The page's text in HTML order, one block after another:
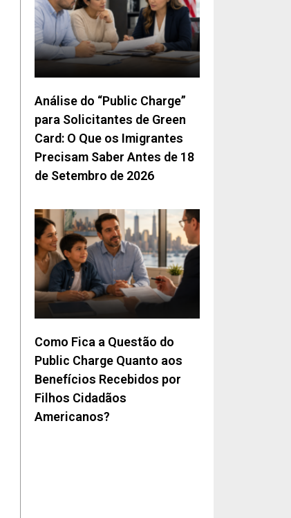
Análise do “Public Charge”
para Solicitantes de Green
Card: O Que os Imigrantes
Precisam Saber Antes de 18
de Setembro de 2026
Como Fica a Questão do
Public Charge Quanto aos
Benefícios Recebidos por
Filhos Cidadãos
Americanos?